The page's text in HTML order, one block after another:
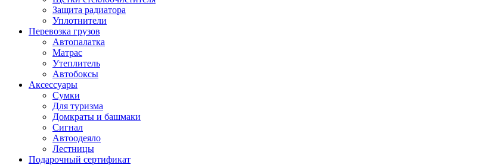
Защита радиатора
Уплотнители
Перевозка грузов
Автопалатка
Матрас
Утеплитель
Автобоксы
Аксессуары
Сумки
Для туризма
Домкраты и башмаки
Сигнал
Автоодеяло
Лестницы
Подарочный сертификат